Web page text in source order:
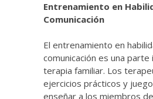
Entrenamiento en
Comunicación
El entrenamiento en
comunicación es una parte
terapia familiar. Los
ejercicios prácticos y
enseñar a los miembros